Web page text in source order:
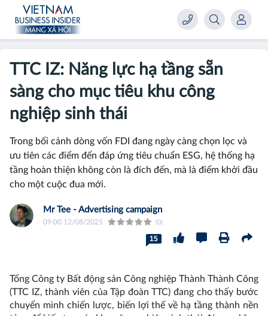
TTC IZ: Năng lực hạ tầng sẵn
sàng cho mục tiêu khu công
nghiệp sinh thái
Trong bối cảnh dòng vốn FDI đang ngày càng chọn lọc và
ưu tiên các điểm đến đáp ứng tiêu chuẩn ESG, hệ thống hạ
tầng hoàn thiện không còn là đích đến, mà là điểm khởi đầu
cho một cuộc đua mới.
Mr Tee - Advertising campaign
09:00 12/08/2025 (0)
15
Tổng Công ty Bất động sản Công nghiệp Thành Thành Công
(TTC IZ, thành viên của Tập đoàn TTC) đang cho thấy bước
chuyển mình chiến lược, biến lợi thế về hạ tầng thành nền